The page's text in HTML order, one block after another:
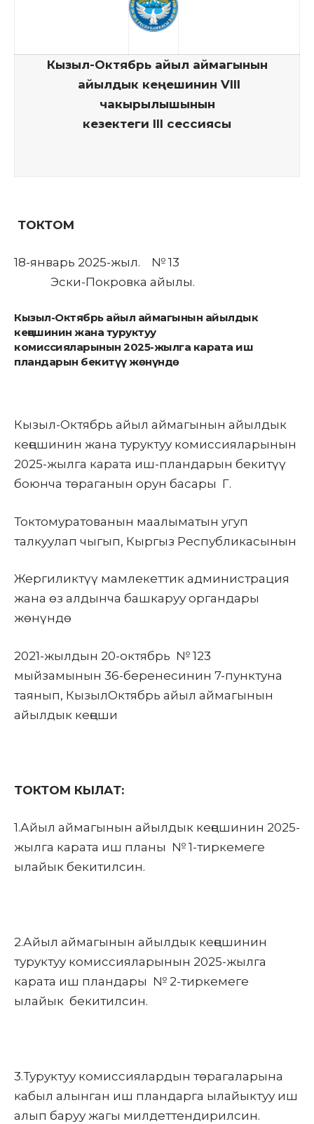
Кызыл-Октябрьайыл аймагынын
айылдык кеңешинин VIII
чакырылышынын
кезектеги III сессиясы
ТОКТОМ
18-январь 2025-жыл. № 13
Эски-Покровка айылы.
Кызыл-Октябрь айыл аймагынын айылдык
кеңешинин жана туруктуу
комиссияларынын 2025-жылга карата иш
пландарын бекитүү жөнүндө
Кызыл-Октябрь айыл аймагынын айылдык
кеңешинин жана туруктуу комиссияларынын
2025-жылга карата иш-пландарын бекитүү
боюнча төраганын орун басары Г.
Токтомуратованын маалыматын угуп
талкуулап чыгып, Кыргыз Республикасынын
Жергиликтүү мамлекеттик администрация
жана өз алдынча башкаруу органдары
жөнүндө
2021-жылдын 20-октябрь № 123
мыйзамынын 36-беренесинин 7-пунктуна
таянып, КызылОктябрь айыл аймагынын
айылдык кеңеши
ТОКТОМ КЫЛАТ:
1.Айыл аймагынын айылдык кеңешинин 2025-
жылга карата иш планы № 1-тиркемеге
ылайык бекитилсин.
2.Айыл аймагынын айылдык кеңешинин
туруктуу комиссияларынын 2025-жылга
карата иш пландары № 2-тиркемеге
ылайык бекитилсин.
3.Туруктуу комиссиялардын төрагаларына
кабыл алынган иш пландарга ылайыктуу иш
алып баруу жагы милдеттендирилсин.